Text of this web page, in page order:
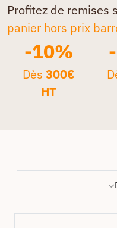
Profitez de remises
panier hors prix
-10%
Dès300€
HT